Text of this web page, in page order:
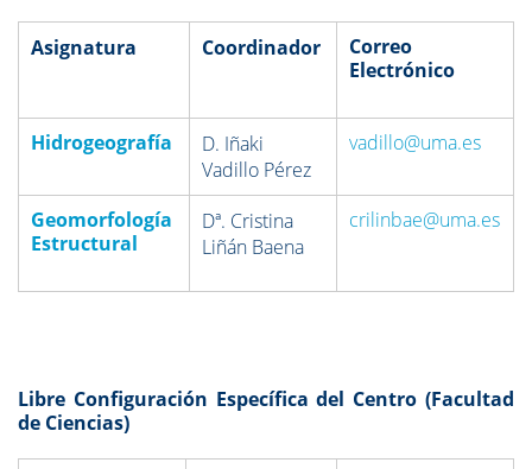
Asignatura Coordinador
Correo
Electrónico
Hidrogeografía
D. Iñaki
Vadillo Pérez
vadillo@uma.es
Geomorfología
Estructural
Dª. Cristina
Liñán Baena
crilinbae@uma.es
Libre Configuración Específica del Centro (Facultad
de Ciencias)